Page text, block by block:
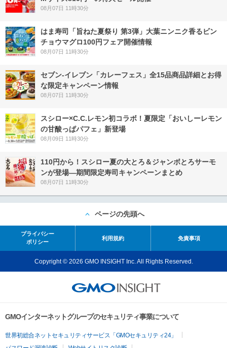
08月07日 11時30分
はま寿司「旨ねた夏祭り 第3弾」大葉ニンニク香るビン
チョウマグロ100円フェア開催情報
08月07日 11時30分
セブン‐イレブン「カレーフェス」全15品商品詳細とお得
な限定キャンペーン情報
08月07日 11時30分
スシロー×C.C.レモン初コラボ！夏限定「おいしーレモン
の甘酸っぱパフェ」新登場
08月09日 11時30分
110円から！スシロー夏の大とろ＆ジャンボとろサーモ
ンが登場―期間限定寿司キャンペーンまとめ
08月07日 11時30分
ページの先頭へ
プライバシー
ポリシー
利用規約 免責事項
Copyright © 2026 GMO INSIGHT Inc. All Rights Reserved.
GMOインターネットグループのセキュリティ事業について
世界初総合ネットセキュリティサービス「GMOセキュリティ24」